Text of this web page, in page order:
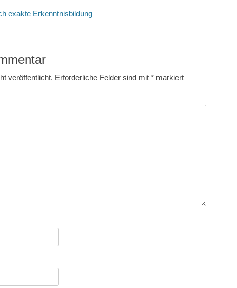
exakte Erkenntnisbildung
veröffentlicht. Erforderliche Felder sind mit * markiert